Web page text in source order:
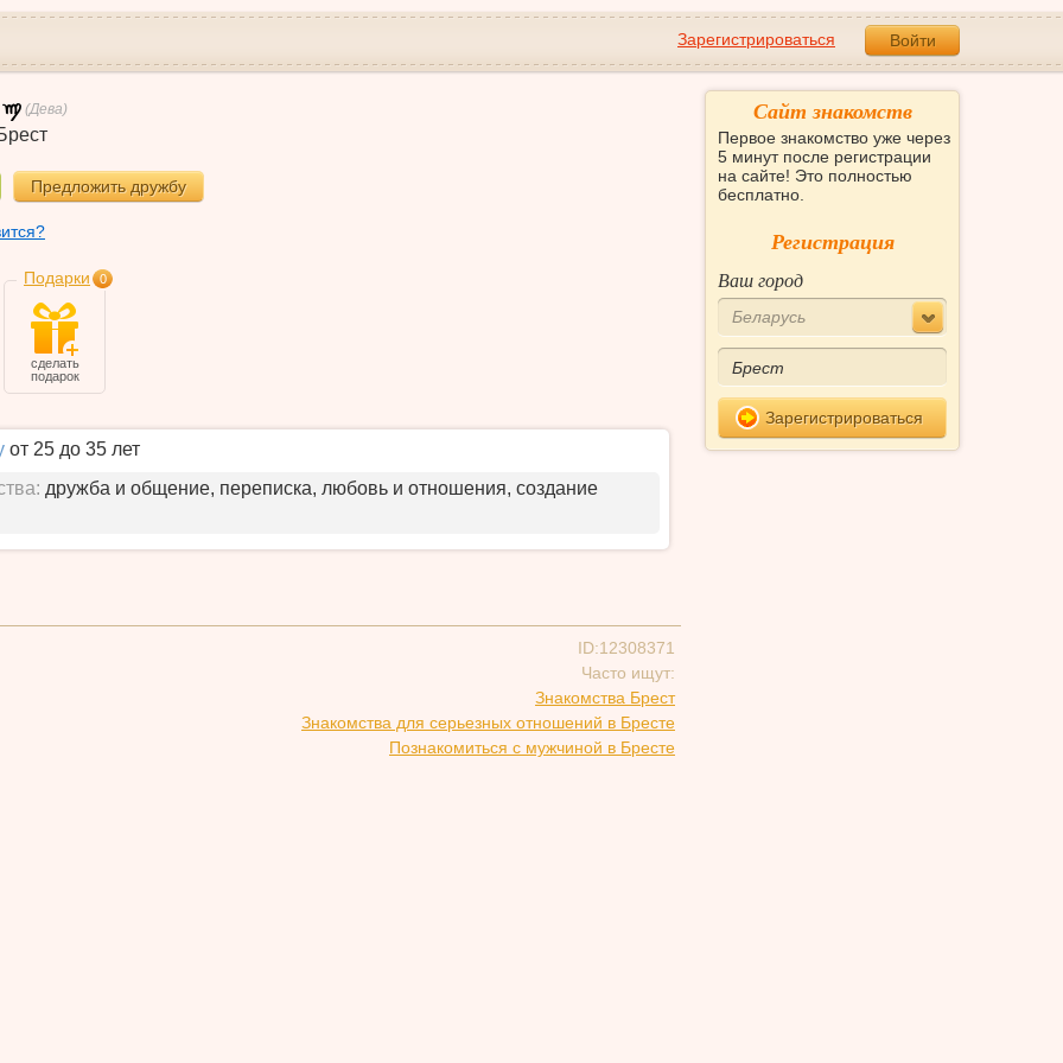
Зарегистрироваться Войти
(Дева)
Предложить дружбу
Подарки 0
сделать
подарок
от 25 до 35 лет
дружба и общение, переписка, любовь и отношения, создание
ID:12308371
Часто ищут:
Знакомства Брест
Знакомства для серьезных отношений в Бресте
Познакомиться с мужчиной в Бресте
Сайт знакомств
Первое знакомство уже через
5 минут после регистрации
на сайте! Это полностью
бесплатно.
Регистрация
Ваш город
Беларусь
Зарегистрироваться